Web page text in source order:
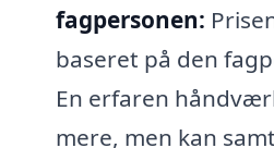
fagpersonen:
baseret på den
En erfaren
mere, men kan